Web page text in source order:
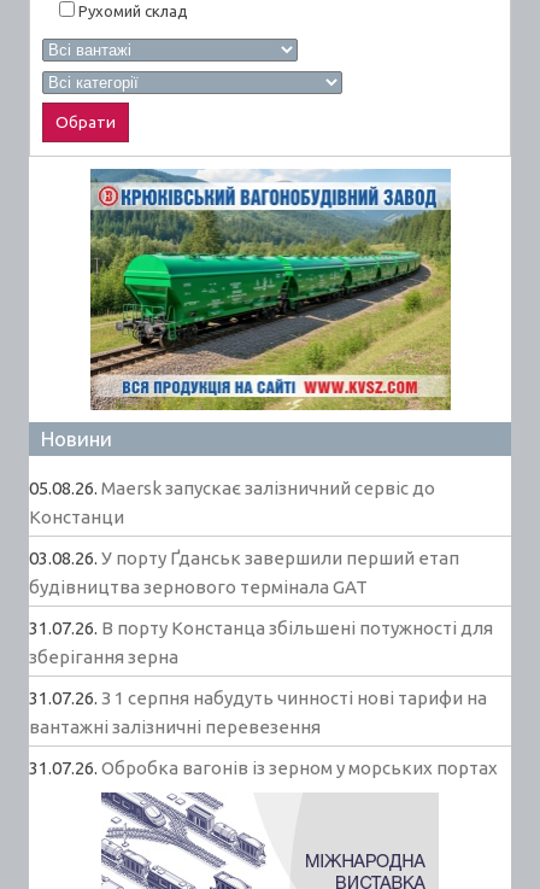
Рухомий склад
Новини
05.08.26. Maersk запускає залізничний сервіс до
Констанци
03.08.26. У порту Ґданськ завершили перший етап
будівництва зернового термінала GAT
31.07.26. В порту Констанца збільшені потужності для
зберігання зерна
31.07.26. З 1 серпня набудуть чинності нові тарифи на
вантажні залізничні перевезення
31.07.26. Обробка вагонів із зерном у морських портах